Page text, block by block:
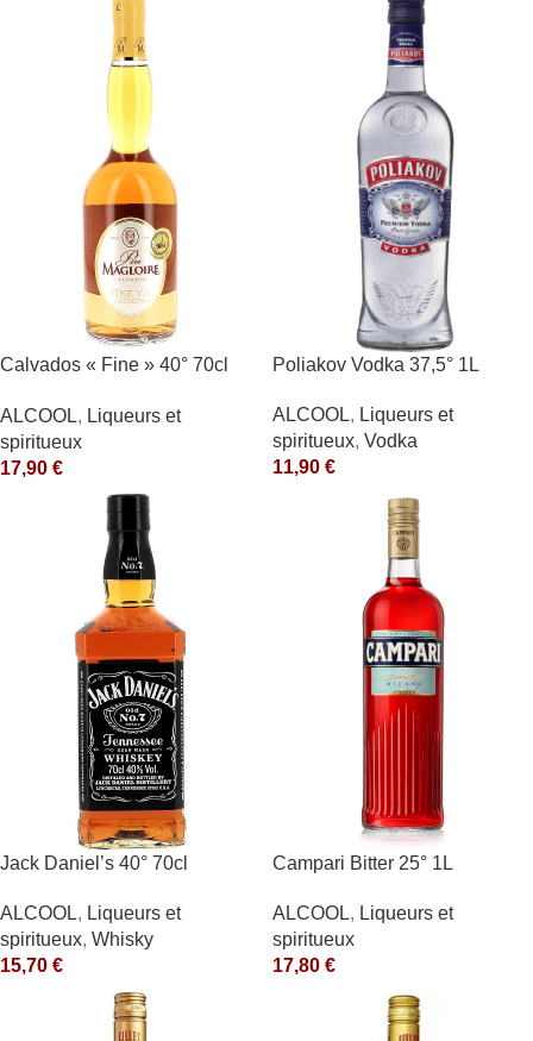
Calvados « Fine » 40° 70cl
ALCOOL, Liqueurs et
spiritueux
17,90 €
Poliakov Vodka 37,5° 1L
ALCOOL, Liqueurs et
spiritueux, Vodka
11,90 €
Jack Daniel’s 40° 70cl
ALCOOL, Liqueurs et
spiritueux, Whisky
15,70 €
Campari Bitter 25° 1L
ALCOOL, Liqueurs et
spiritueux
17,80 €